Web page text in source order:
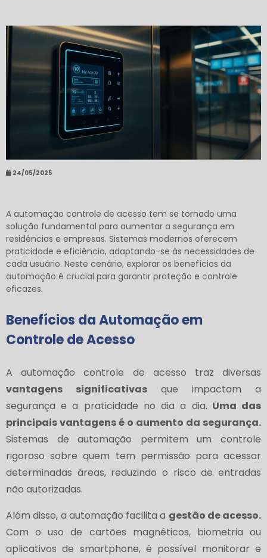
24/05/2025
A automação controle de acesso tem se tornado uma
solução fundamental para aumentar a segurança em
residências e empresas. Sistemas modernos oferecem
praticidade e eficiência, adaptando-se às necessidades de
cada usuário. Neste cenário, explorar os benefícios da
automação é crucial para garantir proteção e controle
eficazes.
Benefícios da Automação em
Controle de Acesso
A automação controle de acesso traz diversas
vantagens significativas que impactam a
segurança e a praticidade no dia a dia. Uma das
principais vantagens é o aumento da segurança.
Sistemas de automação permitem um controle
rigoroso sobre quem tem permissão para acessar
determinadas áreas, reduzindo o risco de entradas
não autorizadas.
Além disso, a automação facilita a gestão de acesso.
Com o uso de cartões magnéticos, biometria ou
aplicativos de smartphone, é possível monitorar e